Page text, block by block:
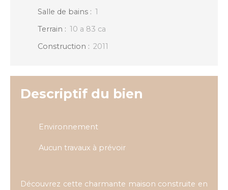
Salle de bains : 1
Terrain : 10 a 83 ca
Construction : 2011
Descriptif du bien
Environnement
Aucun travaux à prévoir
Découvrez cette charmante maison construite en